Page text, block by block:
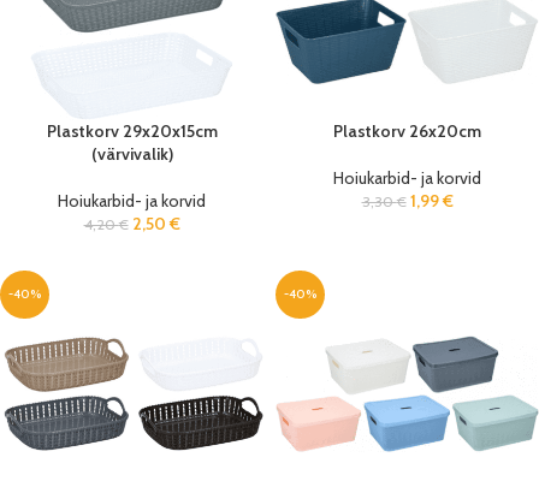
Plastkorv 29x20x15cm
(värvivalik)
Hoiukarbid- ja korvid
4,20€ 2,50 €
Plastkorv 26x20cm
Hoiukarbid- ja korvid
3,30€ 1,99€
-40% -40%